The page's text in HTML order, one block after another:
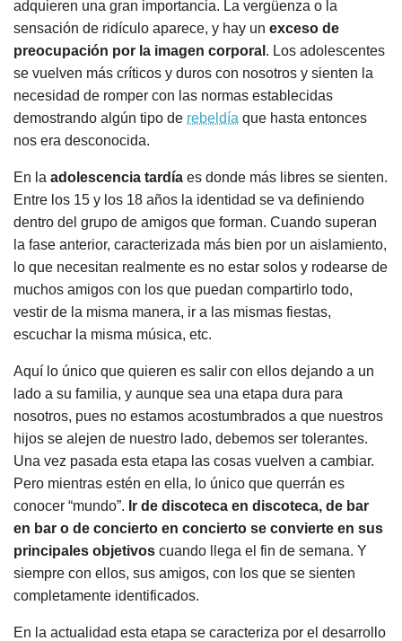
adquieren una gran importancia. La vergüenza o la
sensación de ridículo aparece, y hay un exceso de
preocupación por la imagen corporal . Los adolescentes
se vuelven más críticos y duros con nosotros y sienten la
necesidad de romper con las normas establecidas
demostrando algún tipo de rebeldía que hasta entonces
nos era desconocida.
En la adolescencia tardía es donde más libres se sienten.
Entre los 15 y los 18 años la identidad se va definiendo
dentro del grupo de amigos que forman. Cuando superan
la fase anterior, caracterizada más bien por un aislamiento,
lo que necesitan realmente es no estar solos y rodearse de
muchos amigos con los que puedan compartirlo todo,
vestir de la misma manera, ir a las mismas fiestas,
escuchar la misma música, etc.
Aquí lo único que quieren es salir con ellos dejando a un
lado a su familia, y aunque sea una etapa dura para
nosotros, pues no estamos acostumbrados a que nuestros
hijos se alejen de nuestro lado, debemos ser tolerantes.
Una vez pasada esta etapa las cosas vuelven a cambiar.
Pero mientras estén en ella, lo único que querrán es
conocer “mundo”. Ir de discoteca en discoteca, de bar
en bar o de concierto en concierto se convierte en sus
principales objetivos cuando llega el fin de semana. Y
siempre con ellos, sus amigos, con los que se sienten
completamente identificados.
En la actualidad esta etapa se caracteriza por el desarrollo